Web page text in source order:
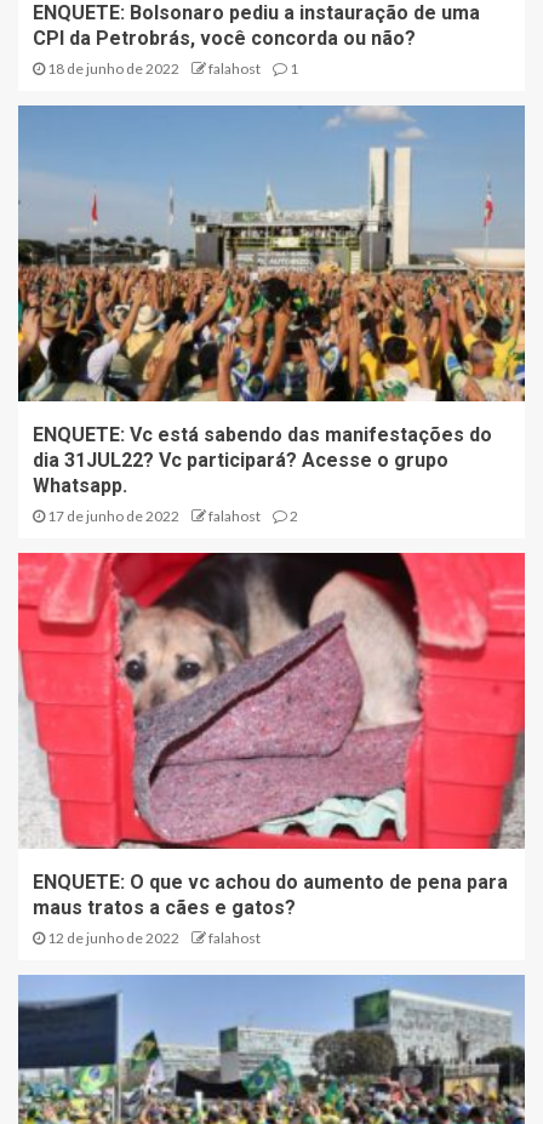
ENQUETE: Bolsonaro pediu a instauração de uma
CPI da Petrobrás, você concorda ou não?
18 de junho de 2022 falahost 1
ENQUETE: Vc está sabendo das manifestações do
dia 31JUL22? Vc participará? Acesse o grupo
Whatsapp.
17 de junho de 2022 falahost 2
ENQUETE: O que vc achou do aumento de pena para
maus tratos a cães e gatos?
12 de junho de 2022 falahost